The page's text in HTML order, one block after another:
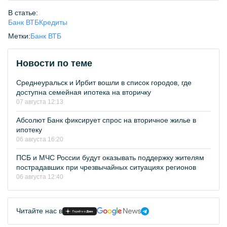
В статье:
Банк ВТБКредиты
Метки:Банк ВТБ
Новости по теме
Среднеуральск и Ирбит вошли в список городов, где
доступна семейная ипотека на вторичку
07 августа 12:13
Абсолют Банк фиксирует спрос на вторичное жилье в
ипотеку
06 августа 16:20
ПСБ и МЧС России будут оказывать поддержку жителям
пострадавших при чрезвычайных ситуациях регионов
06 августа 12:40
Читайте нас в